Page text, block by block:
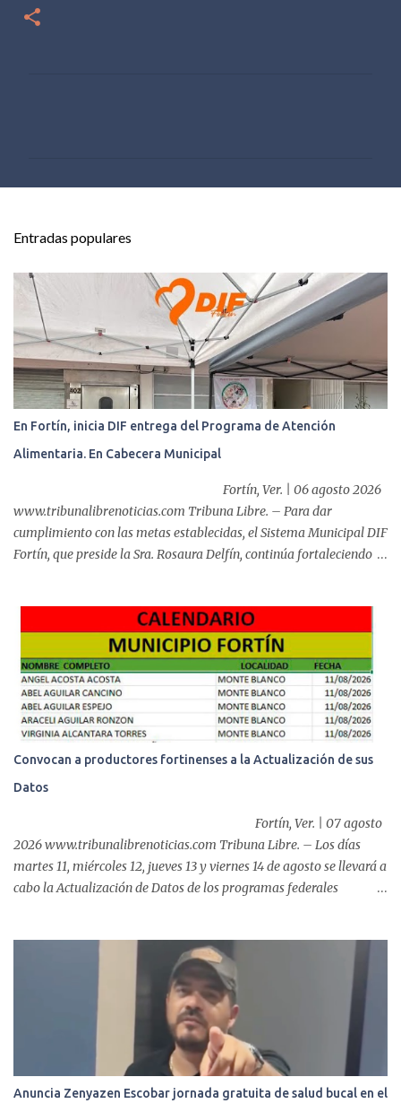
r
o
s
Entradas populares
En Fortín, inicia DIF entrega del Programa de Atención
Alimentaria. En Cabecera Municipal
Fortín, Ver. | 06 agosto 2026
www.tribunalibrenoticias.com Tribuna Libre. – Para dar
cumplimiento con las metas establecidas, el Sistema Municipal DIF
Fortín, que preside la Sra. Rosaura Delfín, continúa fortaleciendo
Días y Primera Infancia” que inició este miércoles en la cabecera
municipal. Se trata de una estrategia que busca contribuir al
desarrollo y la nutrición de niñas, niños y mujeres en esta
importante etapa de vida. Durante la jornada, en la explanada del
Súper Ahorros, el director del organismo asistencial, Lic. Carlos
Adiel Pereda, realizó un recorrido por las sedes de entre...
Convocan a productores fortinenses a la Actualización de sus
Datos
Fortín, Ver. | 07 agosto
2026 www.tribunalibrenoticias.com Tribuna Libre. – Los días
martes 11, miércoles 12, jueves 13 y viernes 14 de agosto se llevará a
cabo la Actualización de Datos de los programas federales
Alfonso Efraín Marín Delfín, informa a las y los productores del
municipio sobre este proceso que realizará la Secretaría de
Agricultura, a través del CADER Córdoba. De acuerdo a la
información oficial, la convocatoria está dirigida a productores de
caña, café, maíz y frijol. Este trámite es indispensable para
mantener vigente el regist...
Anuncia Zenyazen Escobar jornada gratuita de salud bucal en el